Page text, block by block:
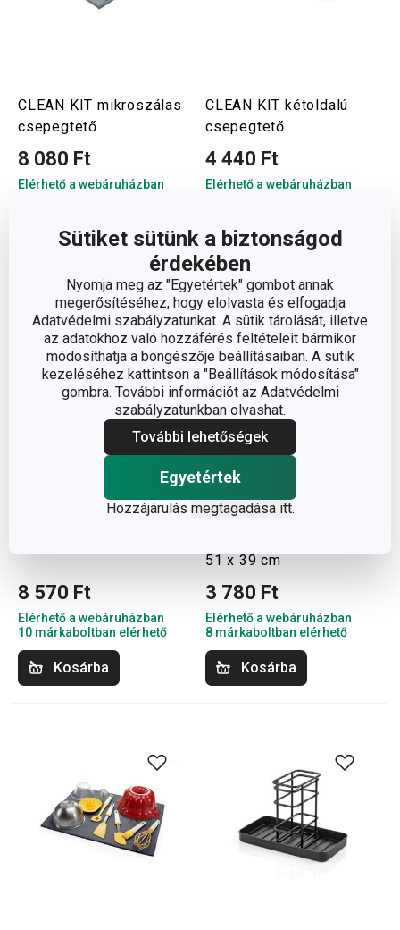
Sütiket sütünk a biztonságod
érdekében
Nyomja meg az "Egyetértek" gombot annak
megerősítéséhez, hogy elolvasta és elfogadja
Adatvédelmi szabályzatunkat. A sütik tárolását, illetve
az adatokhoz való hozzáférés feltételeit bármikor
módosíthatja a böngészője beállításaiban. A sütik
kezeléséhez kattintson a "Beállítások módosítása"
gombra. További információt az Adatvédelmi
szabályzatunkban olvashat.
További lehetőségek
Egyetértek
Hozzájárulás megtagadása itt.
CLEAN KIT mikroszálas
csepegtető
8 080 Ft
Elérhető a webáruházban
Kosárba
CLEAN KIT kétoldalú
csepegtető
4 440 Ft
Elérhető a webáruházban
Kosárba
8 570 Ft
Elérhető a webáruházban
10 márkaboltban elérhető
Kosárba
PRESTO zöldség- és
51 x 39 cm
3 780 Ft
Elérhető a webáruházban
8 márkaboltban elérhető
Kosárba